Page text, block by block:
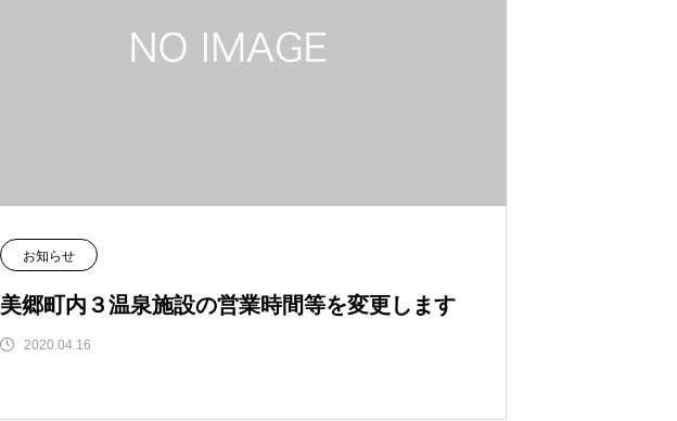
お知らせ
美郷町内３温泉施設の営業時間等を変更します
2020.04.16